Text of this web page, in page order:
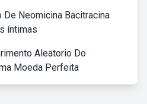
De Neomicina Bacitracina
íntimas
Aleatorio Do
Moeda Perfeita